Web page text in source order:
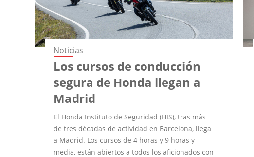
Noticias
Los cursos de conducción
segura de Honda llegan a
Madrid
El Honda Instituto de Seguridad (HIS), tras más
de tres décadas de actividad en Barcelona, llega
a Madrid. Los cursos de 4 horas y 9 horas y
media, están abiertos a todos los aficionados con